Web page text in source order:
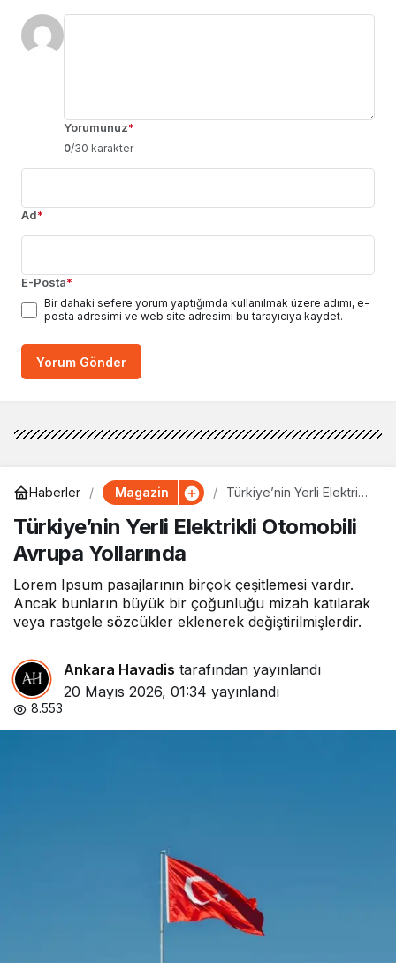
Yorumunuz*
0/30 karakter
Ad*
E-Posta*
Bir dahaki sefere yorum yaptığımda kullanılmak üzere adımı, e-
posta adresimi ve web site adresimi bu tarayıcıya kaydet.
Yorum Gönder
Haberler Magazin
Türkiye’nin Yerli Elektrikli
Yollarında
Türkiye’nin Yerli Elektrikli Otomobili
Avrupa Yollarında
Lorem Ipsum pasajlarının birçok çeşitlemesi vardır.
Ancak bunların büyük bir çoğunluğu mizah katılarak
veya rastgele sözcükler eklenerek değiştirilmişlerdir.
Ankara Havadis tarafından yayınlandı
20 Mayıs 2026, 01:34 yayınlandı
8.553